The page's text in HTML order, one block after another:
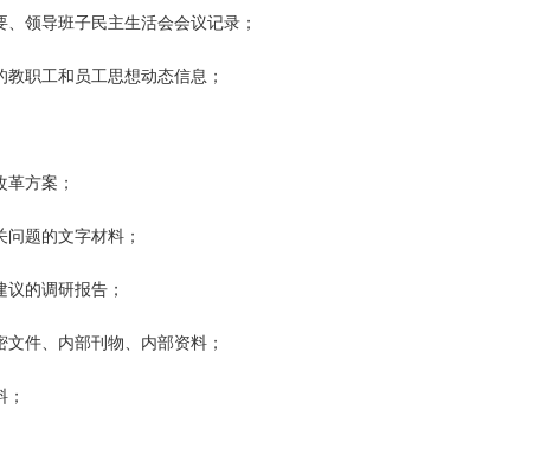
、领导班子民主生活会会议记录；
教职工和员工思想动态信息；
革方案；
问题的文字材料；
议的调研报告；
文件、内部刊物、内部资料；